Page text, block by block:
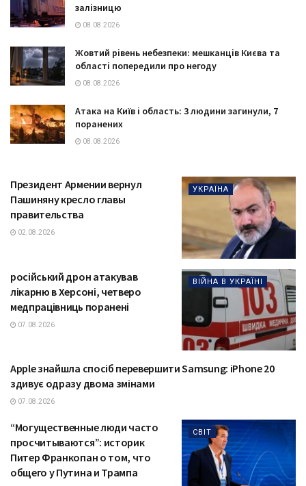
залізницю
08.08.2026
Жовтий рівень небезпеки: мешканців Києва та
області попередили про негоду
08.08.2026
Атака на Київ і область: 3 людини загинули, 7
поранених
08.08.2026
УКРАЇНА
Президент Армении вернул
Пашиняну кресло главы
правительства
02.08.2026
ВІЙНА В УКРАЇНІ
російський дрон атакував
лікарню в Херсоні, четверо
медпрацівниць поранені
07.08.2026
ТЕХНОЛОГІЇ
Apple знайшла спосіб перевершити Samsung: iPhone 20
здивує одразу двома змінами
07.08.2026
СВІТ
“Могущественные люди часто
просчитываются”: историк
Питер Франкопан о том, что
общего у Путина и Трампа